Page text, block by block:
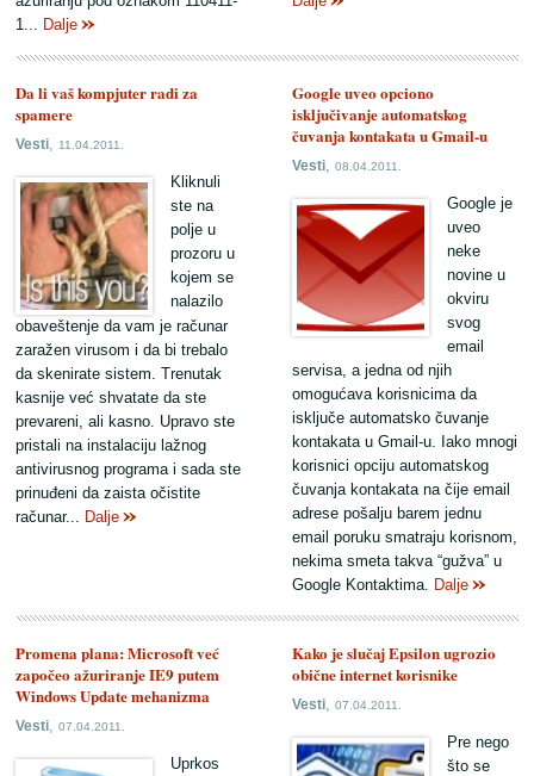
1... Dalje
Google uveo opciono
isključivanje automatskog
čuvanja kontakata u Gmail-u
Vesti,08.04.2011.
Google je
uveo
neke
novine u
okviru
svog
email
servisa, a jedna od njih
omogućava korisnicima da
isključe automatsko čuvanje
kontakata u Gmail-u. Iako mnogi
korisnici opciju automatskog
čuvanja kontakata na čije email
adrese pošalju barem jednu
email poruku smatraju korisnom,
nekima smeta takva “gužva” u
Google Kontaktima. Dalje
Da li vaš kompjuter radi za
spamere
Vesti,11.04.2011.
Kliknuli
ste na
polje u
prozoru u
kojem se
nalazilo
obaveštenje da vam je računar
zaražen virusom i da bi trebalo
da skenirate sistem. Trenutak
kasnije već shvatate da ste
prevareni, ali kasno. Upravo ste
pristali na instalaciju lažnog
antivirusnog programa i sada ste
prinuđeni da zaista očistite
računar... Dalje
Kako je slučaj Epsilon ugrozio
obične internet korisnike
Vesti,07.04.2011.
Pre nego
što se
Promena plana: Microsoft već
započeo ažuriranje IE9 putem
Windows Update mehanizma
Vesti,07.04.2011.
Uprkos